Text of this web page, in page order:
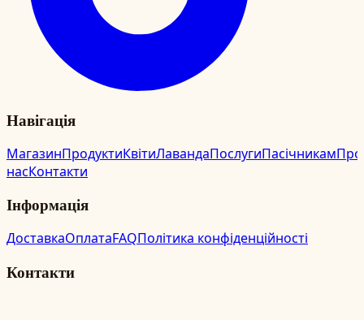
Навігація
МагазинПродуктиКвітиЛавандаПослугиПасічникамПро
насКонтакти
Інформація
ДоставкаОплатаFAQПолітика конфіденційності
Контакти